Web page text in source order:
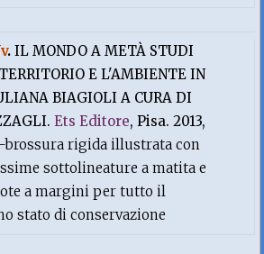
.IL MONDO A METÀ STUDI
E L'AMBIENTE IN
BIAGIOLI A CURA DI
Ets Editore, Pisa. 2013,
brossura rigida illustrata con
sottolineature a matita e
a margini per tutto il
stato di conservazione